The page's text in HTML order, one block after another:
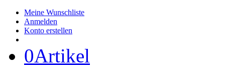
Meine Wunschliste
Anmelden
Konto erstellen
0Artikel